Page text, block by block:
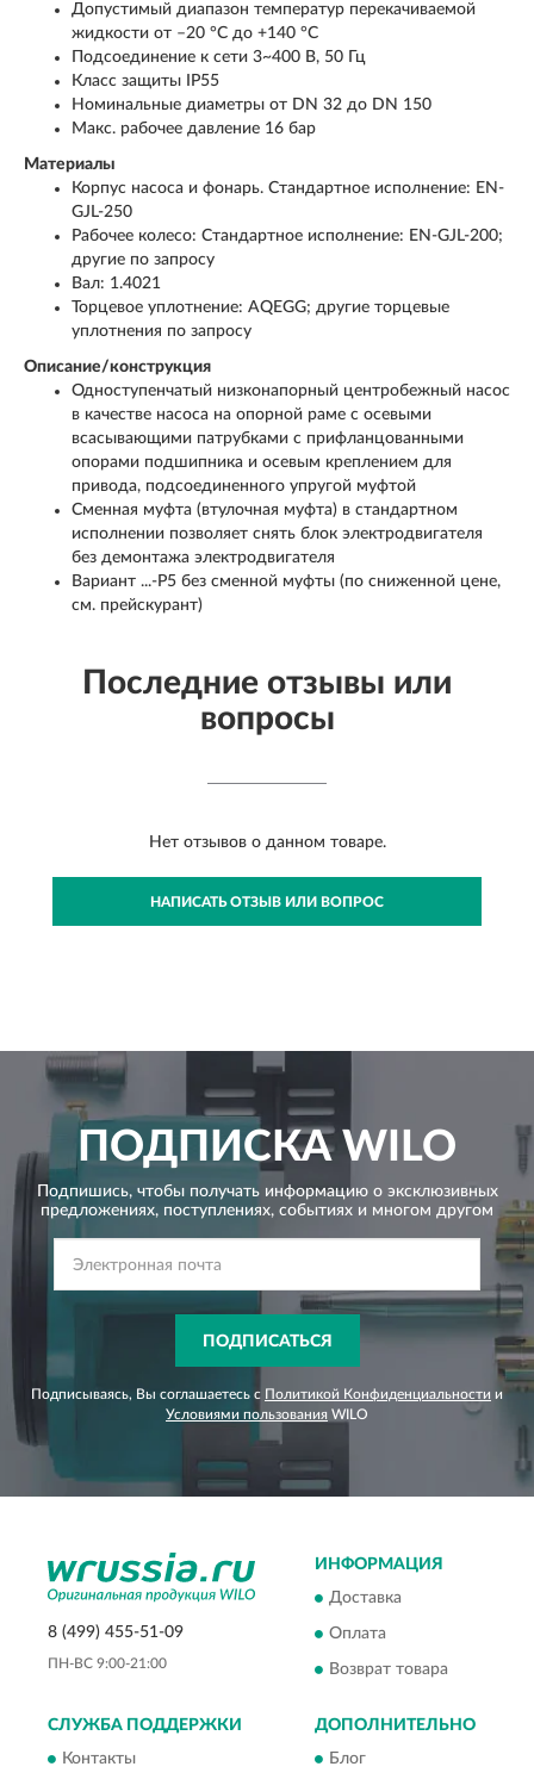
Допустимый диапазон температур перекачиваемой
жидкости от –20 °C до +140 °C
Подсоединение к сети 3~400 В, 50 Гц
Класс защиты IP55
Номинальные диаметры от DN 32 до DN 150
Макс. рабочее давление 16 бар
Материалы
Корпус насоса и фонарь. Стандартное исполнение: EN-
GJL-250
Рабочее колесо: Стандартное исполнение: EN-GJL-200;
другие по запросу
Вал: 1.4021
Торцевое уплотнение: AQEGG; другие торцевые
уплотнения по запросу
Описание/конструкция
Одноступенчатый низконапорный центробежный насос
в качестве насоса на опорной раме с осевыми
всасывающими патрубками с прифланцованными
опорами подшипника и осевым креплением для
привода, подсоединенного упругой муфтой
Сменная муфта (втулочная муфта) в стандартном
исполнении позволяет снять блок электродвигателя
без демонтажа электродвигателя
Вариант ...-P5 без сменной муфты (по сниженной цене,
см. прейскурант)
Последние отзывы или
вопросы
Нет отзывов о данном товаре.
НАПИСАТЬ ОТЗЫВ ИЛИ ВОПРОС
ПОДПИСКАWILO
Подпишись, чтобы получать информацию о эксклюзивных
предложениях, поступлениях, событиях и многом другом
ПОДПИСАТЬСЯ
Подписываясь, Вы соглашаетесь с Политикой Конфиденциальности и
Условиями пользования WILO
8 (499) 455-51-09
ПН-ВС 9:00-21:00
ИНФОРМАЦИЯ
Доставка
Оплата
Возврат товара
СЛУЖБА ПОДДЕРЖКИ
Контакты
ДОПОЛНИТЕЛЬНО
Блог